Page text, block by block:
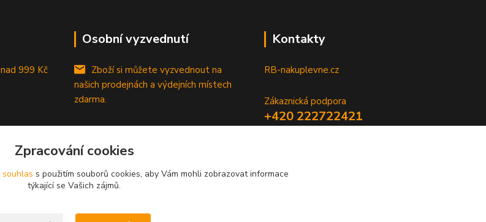
nad 999 Kč
Osobní vyzvednutí
Zboží si můžete vyzvednout na
našich prodejnách a výdejních místech
zdarma.
Kontakty
RB-nakuplevne.cz
Zákaznická podpora
+420 222722421
Zpracování cookies
souhlas s použitím souborů cookies, aby Vám mohli zobrazovat informace
týkající se Vašich zájmů.